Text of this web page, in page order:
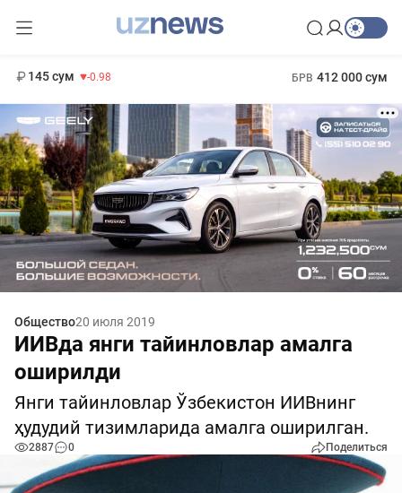
145 сум -0.98 БРВ 412 000 сум
Общество20 июля 2019
ИИВда янги тайинловлар амалга
оширилди
Янги тайинловлар Ўзбекистон ИИВнинг
ҳудудий тизимларида амалга оширилган.
2887 0 Поделиться